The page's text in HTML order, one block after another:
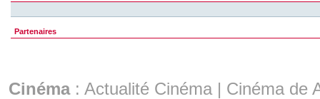
Partenaires
Cinéma: Actualité Cinéma | Cinéma de